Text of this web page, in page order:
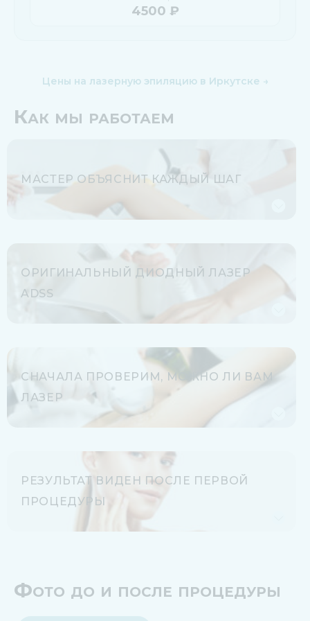
4500 ₽
Цены на лазерную эпиляцию в Иркутске →
Как мы работаем
МАСТЕР ОБЪЯСНИТ КАЖДЫЙ ШАГ
ОРИГИНАЛЬНЫЙ ДИОДНЫЙ ЛАЗЕР
ADSS
СНАЧАЛА ПРОВЕРИМ, МОЖНО ЛИ ВАМ
ЛАЗЕР
РЕЗУЛЬТАТ ВИДЕН ПОСЛЕ ПЕРВОЙ
ПРОЦЕДУРЫ
Фото до и после процедуры